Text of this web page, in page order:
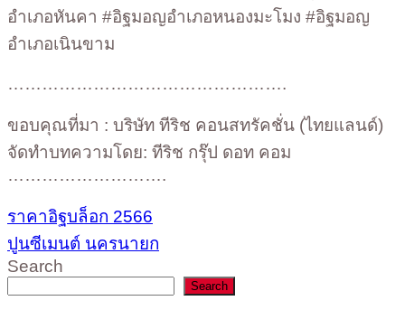
อำเภอหันคา #อิฐมอญอำเภอหนองมะโมง #อิฐมอญ
อำเภอเนินขาม
………………………………………….
ขอบคุณที่มา : บริษัท ทีริช คอนสทรัคชั่น (ไทยแลนด์)
จัดทำบทความโดย: ทีริช กรุ๊ป ดอท คอม
……………………….
ราคาอิฐบล็อก 2566
ปูนซีเมนต์ นครนายก
Search
Search